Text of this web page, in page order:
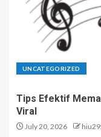
UNCATEGORIZED
Tips Efektif
Viral
July 20, 2026